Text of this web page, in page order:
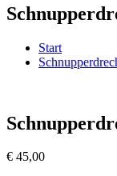
Start
€ 45,00